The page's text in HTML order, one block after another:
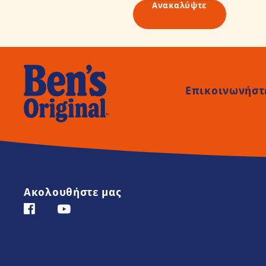
Ανακαλύψτε
Ακολουθήστε μας
Facebook (opens in new window)
YouTube (opens in new window)